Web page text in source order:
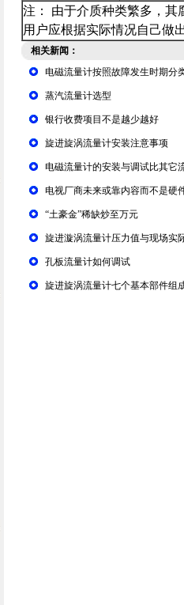
注： 由于介质种类繁多，其
用户应根据实际情况自己做
相关新闻：
电磁流量计按照故障发生时期分
蒸汽流量计选型
银行收费项目不是越少越好
旋进旋涡流量计安装注意事项
电磁流量计的安装与调试比其它
电视厂商未来或靠内容而不是硬
“土豪金”稀缺炒至万元
旋进漩涡流量计压力值与现场实
孔板流量计如何调试
旋进旋涡流量计七个基本部件组